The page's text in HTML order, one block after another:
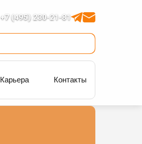
+7 (495) 230-21-81
Карьера Контакты